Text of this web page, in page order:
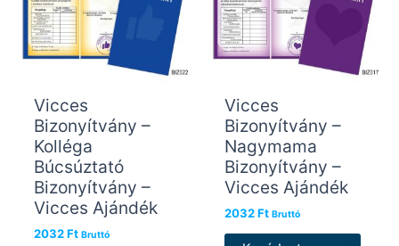
Vicces
Bizonyítvány –
Kolléga
Búcsúztató
Bizonyítvány –
Vicces Ajándék
2032Ft Bruttó
Vicces
Bizonyítvány –
Nagymama
Bizonyítvány –
Vicces Ajándék
2032Ft Bruttó